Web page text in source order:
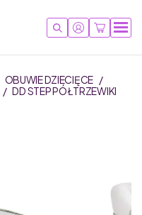
OBUWIE DZIECIĘCE /
/ DD STEP PÓŁTRZEWIKI